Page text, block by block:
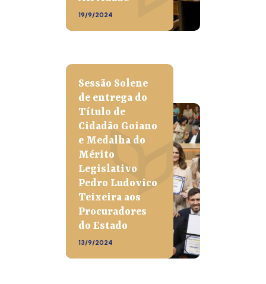
19/9/2024
Sessão Solene
de entrega do
Título de
Cidadão Goiano
e Medalha do
Mérito
Legislativo
Pedro Ludovico
Teixeira aos
Procuradores
do Estado
13/9/2024